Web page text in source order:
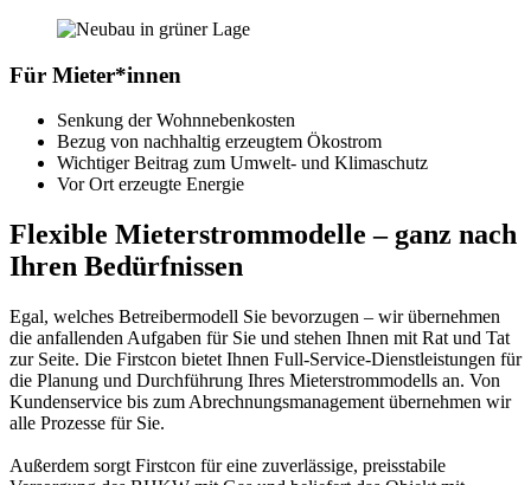
Für Mieter*innen
Senkung der Wohnnebenkosten
Bezug von nachhaltig erzeugtem Ökostrom
Wichtiger Beitrag zum Umwelt- und Klimaschutz
Vor Ort erzeugte Energie
Flexible Mieterstrommodelle – ganz nach
Ihren Bedürfnissen
Egal, welches Betreibermodell Sie bevorzugen – wir übernehmen
die anfallenden Aufgaben für Sie und stehen Ihnen mit Rat und Tat
zur Seite. Die Firstcon bietet Ihnen Full-Service-Dienstleistungen für
die Planung und Durchführung Ihres Mieterstrommodells an. Von
Kundenservice bis zum Abrechnungsmanagement übernehmen wir
alle Prozesse für Sie.
Außerdem sorgt Firstcon für eine zuverlässige, preisstabile